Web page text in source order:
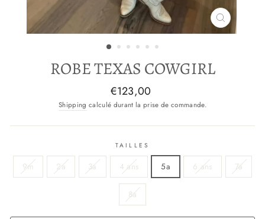
FERMER
(ESC)
ROBE TEXAS COWGIRL
Prix
normal
€123,00
Shipping calculé durant la prise de commande.
TAILLES
9m 2a 3a 4 ans 5a 6 ans 7a
8a